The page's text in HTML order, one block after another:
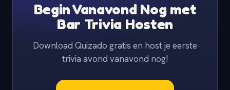
Begin Vanavond Nog met
Bar Trivia Hosten
Download Quizado gratis en host je eerste
trivia avond vanavond nog!